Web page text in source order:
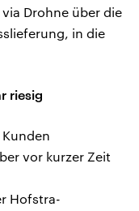
Drohne über die
in die
riesig
vor kurzer Zeit
Hofstra-